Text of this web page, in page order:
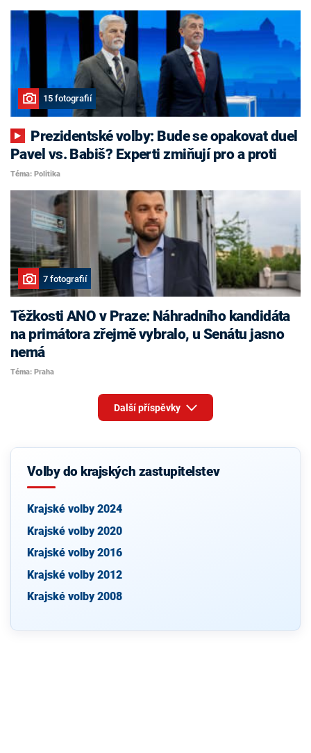
15 fotografií
Pavel vs. Babiš? Experti zmiňují pro a proti
Téma: Politika
7 fotografií
Těžkosti ANO v Praze: Náhradního kandidáta
na primátora zřejmě vybralo, u Senátu jasno
nemá
Téma: Praha
Další příspěvky
Volby do krajských zastupitelstev
Krajské volby 2024
Krajské volby 2020
Krajské volby 2016
Krajské volby 2012
Krajské volby 2008